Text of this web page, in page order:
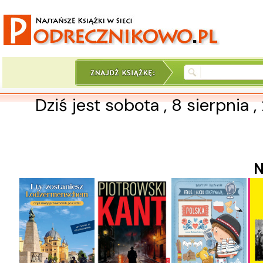
Dziś jest sobota , 8 sierpnia